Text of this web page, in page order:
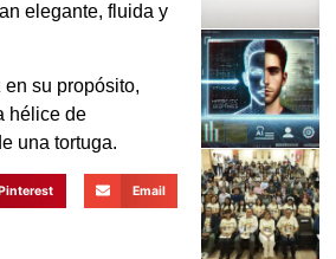
elegante, fluida y
su propósito,
hélice de
una tortuga.
Email